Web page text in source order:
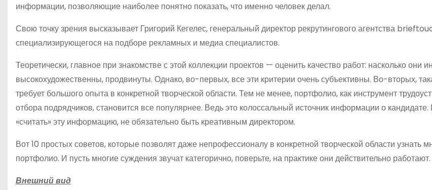
информации, позволяющие наиболее понятно показать, что именно человек делал.
Свою точку зрения высказывает Григорий Кегелес, генеральный директор рекрутингового агентства
специализирующегося на подборе рекламных и медиа специалистов.
Теоретически, главное при знакомстве с этой коллекции проектов — оценить качество работ: насколько они
высокохудожественны, продвинуты. Однако, во-первых, все эти критерии очень субъективны. Во-вторых,
требует большого опыта в конкретной творческой области. Тем не менее, портфолио, как инструмент
отбора подрядчиков, становится все популярнее. Ведь это колоссальный источник информации о
«считать» эту информацию, не обязательно быть креативным директором.
Вот 10 простых советов, которые позволят даже непрофессионалу в конкретной творческой области узнать
портфолио. И пусть многие суждения звучат категорично, поверьте, на практике они действительно работают.
Внешний вид